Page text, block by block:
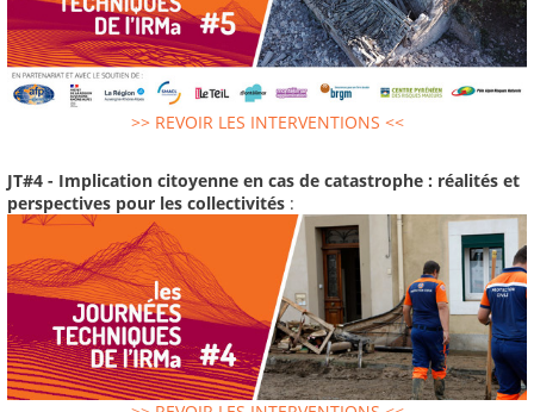
>> REVOIR LES INTERVENTIONS <<
JT#4 - Implication citoyenne en cas de catastrophe : réalités et
perspectives pour les collectivités :